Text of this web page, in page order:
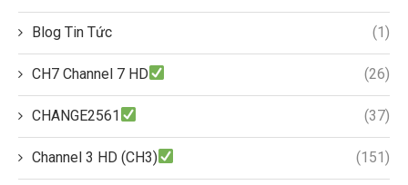
Blog Tin Tức (1)
CH7 Channel 7 HD (26)
CHANGE2561 (37)
Channel 3 HD (CH3) (151)